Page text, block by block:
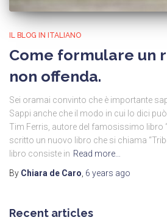
IL BLOG IN ITALIANO
Come formulare un
non offenda.
Sei oramai convinto che è importante
Sappi anche che il modo in cui lo dici
Tim Ferris, autore del famosissimo libro
scritto un nuovo libro che si chiama
libro consiste in Read more…
By Chiara de Caro 6 years ago
Recent articles